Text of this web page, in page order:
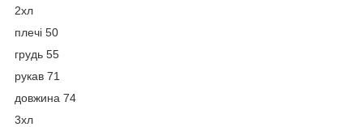
2хл
плечі 50
грудь 55
рукав 71
довжина 74
3хл